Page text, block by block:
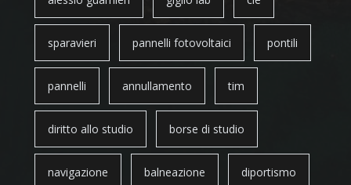
sparavieri pannelli fotovoltaici pontili
pannelli annullamento tim
diritto allo studio borse di studio
navigazione balneazione diportismo